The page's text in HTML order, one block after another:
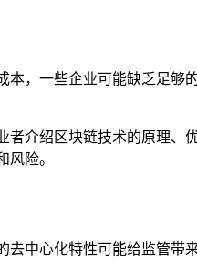
，一些企业可能缺乏足够
介绍区块链技术的原理、
险。
中心化特性可能给监管带